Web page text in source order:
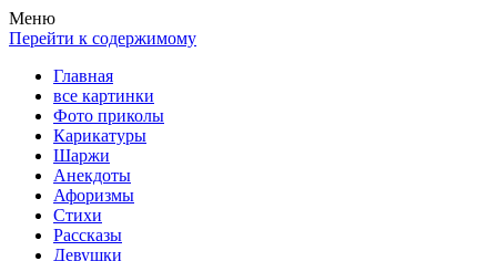
Весела хата — прикольные картинки, смешные истории,
клипы!
Покажем всем ваши фото приколы, карикатуры, шаржи, стихи,
рассказы, видео и песни!
Меню
Перейти к содержимому
Главная
все картинки
Фото приколы
Карикатуры
Шаржи
Анекдоты
Афоризмы
Стихи
Рассказы
Девушки